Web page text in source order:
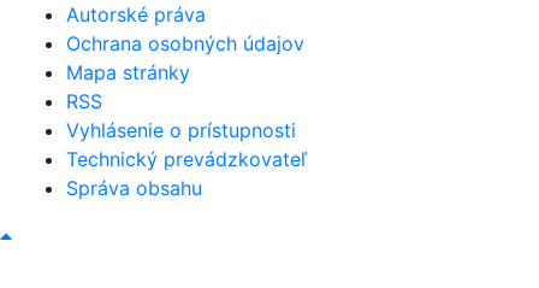
Autorské práva
Ochrana osobných údajov
Mapa stránky
RSS
Vyhlásenie o prístupnosti
Technický prevádzkovateľ
Správa obsahu